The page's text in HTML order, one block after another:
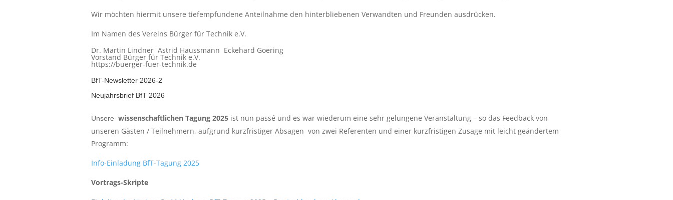
Wir möchten hiermit unsere tiefempfundene Anteilnahme den hinterbliebenen Verwandten und Freunden ausdrücken.
Im Namen des Vereins Bürger für Technik e.V.
Dr. Martin Lindner Astrid Haussmann Eckehard Goering
Vorstand Bürger für Technik e.V.
https://buerger-fuer-technik.de
BfT-Newsletter 2026-2
Neujahrsbrief BfT 2026
Unsere wissenschaftlichen Tagung 2025ist nun passé und es war wiederum eine sehr gelungene Veranstaltung – so das Feedback von
unseren Gästen / Teilnehmern, aufgrund kurzfristiger Absagen von zwei Referenten und einer kurzfristigen Zusage mit leicht geändertem
Programm:
Info-Einladung BfT-Tagung 2025
Vortrags-Skripte